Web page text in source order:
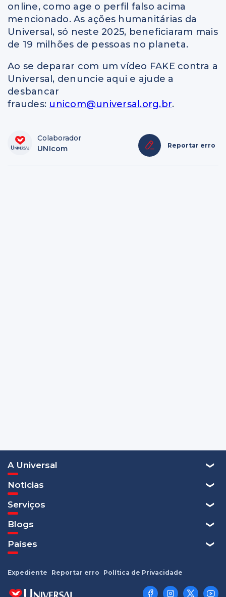
online, como age o perfil falso acima
mencionado. As ações humanitárias da
Universal, só neste 2025, beneficiaram mais
de 19 milhões de pessoas no planeta.
Ao se deparar com um vídeo FAKE contra a
Universal, denuncie aqui e ajude a
desbancar
fraudes: unicom@universal.org.br.
Colaborador
UNIcom
Reportar erro
A Universal
Notícias
Serviços
Blogs
Países
Expediente Reportar erro Política de Privacidade